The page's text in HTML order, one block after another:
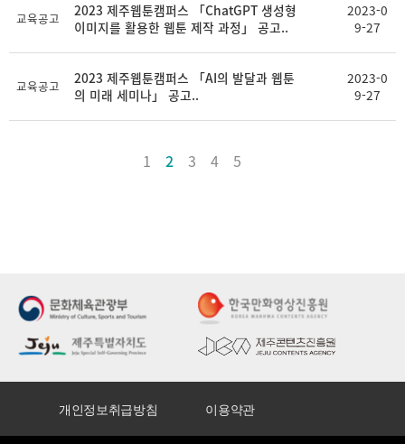
교육공고
2023 제주웹툰캠퍼스 「ChatGPT 생성형
이미지를 활용한 웹툰 제작 과정」 공고..
2023-0
9-27
교육공고
2023 제주웹툰캠퍼스 「AI의 발달과 웹툰
의 미래 세미나」 공고..
2023-0
9-27
1 2 3 4 5
개인정보취급방침 이용약관